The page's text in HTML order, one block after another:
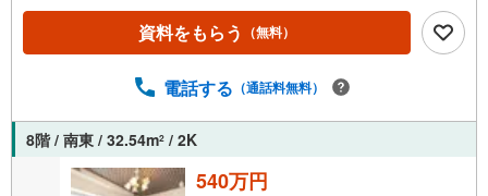
資料をもらう （無料）
電話する （通話料無料）
8階 / 南東 / 32.54m2 / 2K
540万円